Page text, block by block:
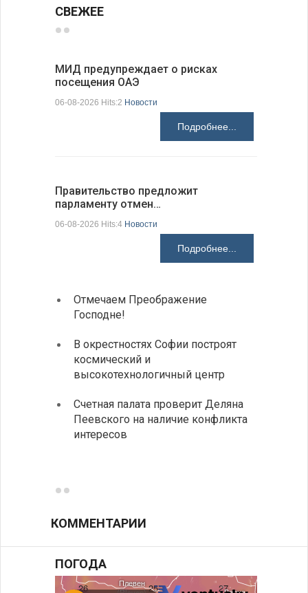
СВЕЖЕЕ
МИД предупреждает о рисках
посещения ОАЭ
06-08-2026 Hits:2 Новости
Подробнее...
Правительство предложит
парламенту отмен…
06-08-2026 Hits:4 Новости
Подробнее...
Отмечаем Преображение
Господне!
В окрестностях Софии построят
космический и
высокотехнологичный центр
Счетная палата проверит Деляна
Пеевского на наличие конфликта
интересов
КОММЕНТАРИИ
ПОГОДА